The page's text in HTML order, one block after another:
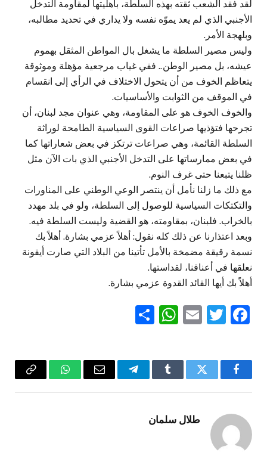
لقد فقد الشعب ثقته بهذه السلطة، بأهليتها لمقاومة التدخل
الأجنبي الذي لم يعد يموّه نفسه ولا يداري في تحديد مطالبه،
وبلهجة الأمر.
وليس مصير السلطة ما يشغل بال المواطن المثقل بهموم
عيشه، بل مصير الوطن.. ففي غياب مرجعية مؤهلة وموثوقة
يتعاظم الخوف من أن يتحول الاختلاف في الرأي إلى انقسام
في الموقف من الثوابت والأساسيات.
والخوف الخوف هو على المقاومة، وهي عنوان مجد لبنان، أن
تجرحها فتؤذيها صراعات القوى السياسية الطامحة لوراثة
السلطة القائمة، وهي صراعات ترتكز في بعض شعاراتها كما
في بعض ممارساتها على التدخل الأجنبي الذي بات الآن مثل
ظلنا يتبعنا حتى غرف النوم.
مع ذلك ما زلنا نأمل أن ينتصر الوعي الوطني على المناورات
والتكتكات السياسية للوصول إلى السلطة، ولو في بلد مهدد
بالخراب. فلبنان، بمقاومته، هو القضية وليست السلطة فيه.
وبعد اعتذارنا عن ذلك كله نقول: أهلاً عزمي بشارة. أهلاً بك
نسمة رقيقة مضمخة بالأمل تأتينا من البلاد التي صارت أيقونة
نعلقها في أعناقنا، لقداستها.
أهلاً بك أيها القائد القدوة عزمي بشارة.
Facebook
Twitter
Email
WhatsApp
فيسبوكتويتر Tumblr تيلقرام البريد
واتسابCopy
طلال سلمان